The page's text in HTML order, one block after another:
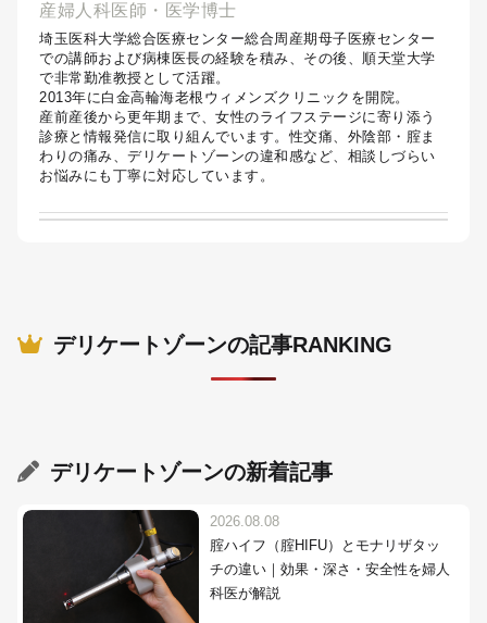
産婦人科医師・医学博士
埼玉医科大学総合医療センター総合周産期母子医療センター
での講師および病棟医長の経験を積み、その後、順天堂大学
で非常勤准教授として活躍。
2013年に白金高輪海老根ウィメンズクリニックを開院。
産前産後から更年期まで、女性のライフステージに寄り添う
診療と情報発信に取り組んでいます。性交痛、外陰部・腟ま
わりの痛み、デリケートゾーンの違和感など、相談しづらい
お悩みにも丁寧に対応しています。
デリケートゾーンの記事RANKING
デリケートゾーンの新着記事
2026.08.08
腟ハイフ（腟HIFU）とモナリザタッ
チの違い｜効果・深さ・安全性を婦人
科医が解説